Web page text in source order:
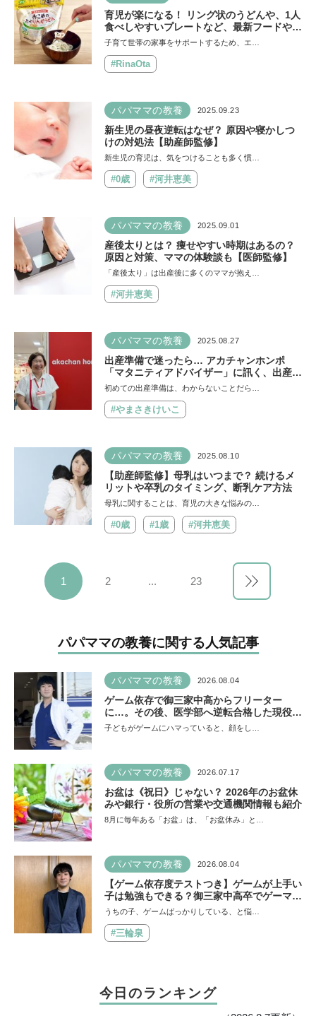
育児が楽になる！ リング状のうどんや、1人
食べしやすいプレートなど、最新フードやグ
ッズが集合。「スプリング＆ベビーフェスタ
子育て世帯の家事をサポートするため、エ…
#RinaOta
パパママの教養 2025.09.23
新生児の昼夜逆転はなぜ？ 原因や寝かしつ
けの対処法【助産師監修】
新生児の育児は、気をつけることも多く慣…
#0歳 #河井恵美
パパママの教養 2025.09.01
産後太りとは？ 痩せやすい時期はあるの？
原因と対策、ママの体験談も【医師監修】
「産後太り」は出産後に多くのママが抱え…
#河井恵美
パパママの教養 2025.08.27
出産準備で迷ったら… アカチャンホンポ
「マタニティアドバイザー」に訊く、出産準
備の必須アイテムと妊婦さんのお悩みとは？
初めての出産準備は、わからないことだら…
#やまさきけいこ
パパママの教養 2025.08.10
【助産師監修】母乳はいつまで？ 続けるメ
リットや卒乳のタイミング、断乳ケア方法
母乳に関することは、育児の大きな悩みの…
#0歳 #1歳 #河井恵美
1 2 ... 23
パパママの教養に関する人気記事
パパママの教養 2026.08.04
ゲーム依存で御三家中高からフリーター
に…。その後、医学部へ逆転合格した現役医
師が断言「ゲームの経験が受験勉強に役立っ
子どもがゲームにハマっていると、顔をし…
パパママの教養 2026.07.17
お盆は《祝日》じゃない？ 2026年のお盆休
みや銀行・役所の営業や交通機関情報も紹介
8月に毎年ある「お盆」は、「お盆休み」と…
パパママの教養 2026.08.04
【ゲーム依存度テストつき】ゲームが上手い
子は勉強もできる？御三家中高卒でゲーマー
の医師・阿部智史さんが教えるゲームしなが
うちの子、ゲームばっかりしている、と悩…
#三輪泉
今日のランキング